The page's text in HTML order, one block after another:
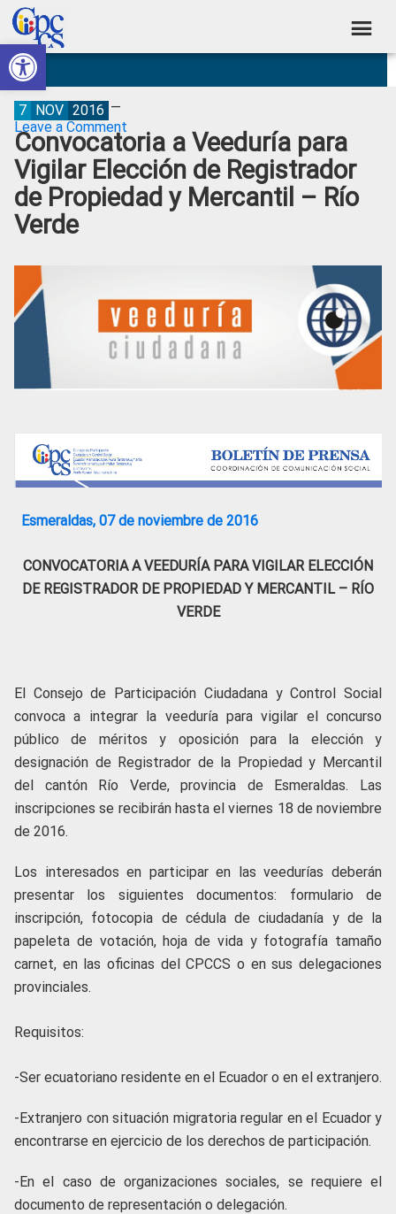
Abrir barra de herramientas
Skip
to
primary
navigation
Skip
to
main
content
Skip
to
primary
sidebar
Skip
to
footer
Consejo
de
Participación
Ciudadana
Control
Social
Construyendo
Poder
Ciudadano
Convocatoria a Veeduría para
Vigilar Elección de Registrador
de Propiedad y Mercantil – Río
Verde
7 NOV 2016
Leave a Comment
Esmeraldas, 07 de noviembre de 2016
CONVOCATORIA A VEEDURÍA PARA VIGILAR ELECCIÓN
DE REGISTRADOR DE PROPIEDAD Y MERCANTIL – RÍO
VERDE
El Consejo de Participación Ciudadana y Control Social
convoca a integrar la veeduría para vigilar el concurso
público de méritos y oposición para la elección y
designación de Registrador de la Propiedad y Mercantil
del cantón Río Verde, provincia de Esmeraldas. Las
inscripciones se recibirán hasta el viernes 18 de noviembre
de 2016.
Los interesados en participar en las veedurías deberán
presentar los siguientes documentos: formulario de
inscripción, fotocopia de cédula de ciudadanía y de la
papeleta de votación, hoja de vida y fotografía tamaño
carnet, en las oficinas del CPCCS o en sus delegaciones
provinciales.
Requisitos:
-Ser ecuatoriano residente en el Ecuador o en el extranjero.
-Extranjero con situación migratoria regular en el Ecuador y
encontrarse en ejercicio de los derechos de participación.
-En el caso de organizaciones sociales, se requiere el
documento de representación o delegación.